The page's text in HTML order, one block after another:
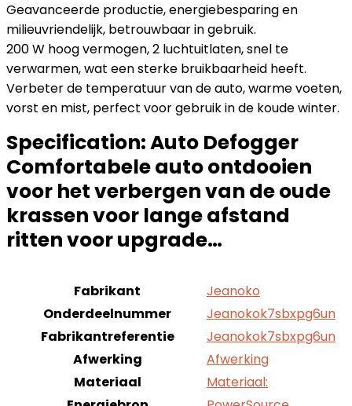
Geavanceerde productie, energiebesparing en
milieuvriendelijk, betrouwbaar in gebruik.
200 W hoog vermogen, 2 luchtuitlaten, snel te
verwarmen, wat een sterke bruikbaarheid heeft.
Verbeter de temperatuur van de auto, warme voeten,
vorst en mist, perfect voor gebruik in de koude winter.
Specification:Auto Defogger
Comfortabele auto ontdooien
voor het verbergen van de oude
krassen voor lange afstand
ritten voor upgrade…
Fabrikant
Jeanoko
Onderdeelnummer
Jeanokok7sbxpg6un
Fabrikantreferentie
Jeanokok7sbxpg6un
Afwerking
Afwerking
Materiaal
Materiaal: